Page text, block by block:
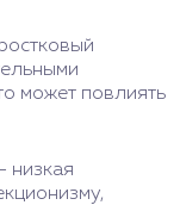
может повлиять
низкая